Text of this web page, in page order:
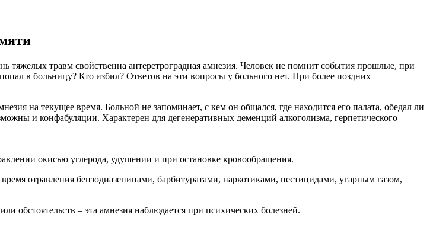
тяжелых травм свойственна антеретроградная амнезия. Человек не помнит события прошлые, при
в больницу? Кто избил? Ответов на эти вопросы у больного нет. При более поздних
на текущее время. Больной не запоминает, с кем он общался, где находится его палата, обедал ли
и конфабуляции. Характерен для дегенеративных деменций алкоголизма, герпетического
окисью углерода, удушении и при остановке кровообращения.
отравления бензодиазепинами, барбитуратами, наркотиками, пестицидами, угарным газом,
обстоятельств – эта амнезия наблюдается при психических болезней.